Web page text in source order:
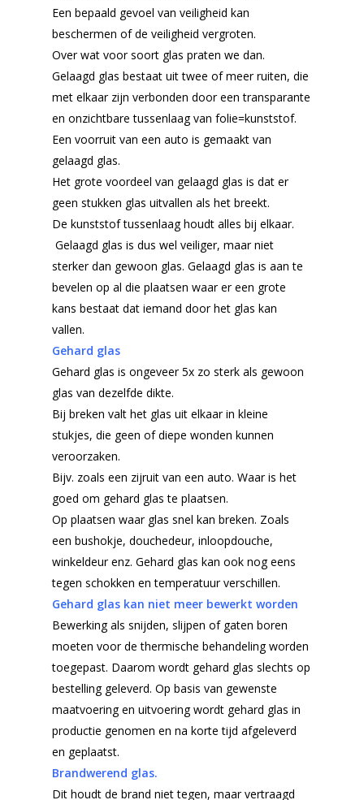
Een bepaald gevoel van veiligheid kan
beschermen of de veiligheid vergroten.
Over wat voor soort glas praten we dan.
Gelaagd glas bestaat uit twee of meer ruiten, die
met elkaar zijn verbonden door een transparante
en onzichtbare tussenlaag van folie=kunststof.
Een voorruit van een auto is gemaakt van
gelaagd glas.
Het grote voordeel van gelaagd glas is dat er
geen stukken glas uitvallen als het breekt.
De kunststof tussenlaag houdt alles bij elkaar.
Gelaagd glas is dus wel veiliger, maar niet
sterker dan gewoon glas. Gelaagd glas is aan te
bevelen op al die plaatsen waar er een grote
kans bestaat dat iemand door het glas kan
vallen.
Gehard glas
Gehard glas is ongeveer 5x zo sterk als gewoon
glas van dezelfde dikte.
Bij breken valt het glas uit elkaar in kleine
stukjes, die geen of diepe wonden kunnen
veroorzaken.
Bijv. zoals een zijruit van een auto. Waar is het
goed om gehard glas te plaatsen.
Op plaatsen waar glas snel kan breken. Zoals
een bushokje, douchedeur, inloopdouche,
winkeldeur enz. Gehard glas kan ook nog eens
tegen schokken en temperatuur verschillen.
Gehard glas kan niet meer bewerkt worden
Bewerking als snijden, slijpen of gaten boren
moeten voor de thermische behandeling worden
toegepast. Daarom wordt gehard glas slechts op
bestelling geleverd. Op basis van gewenste
maatvoering en uitvoering wordt gehard glas in
productie genomen en na korte tijd afgeleverd
en geplaatst.
Brandwerend glas.
Dit houdt de brand niet tegen, maar vertraagd
Home
Producten
Subsidie glas